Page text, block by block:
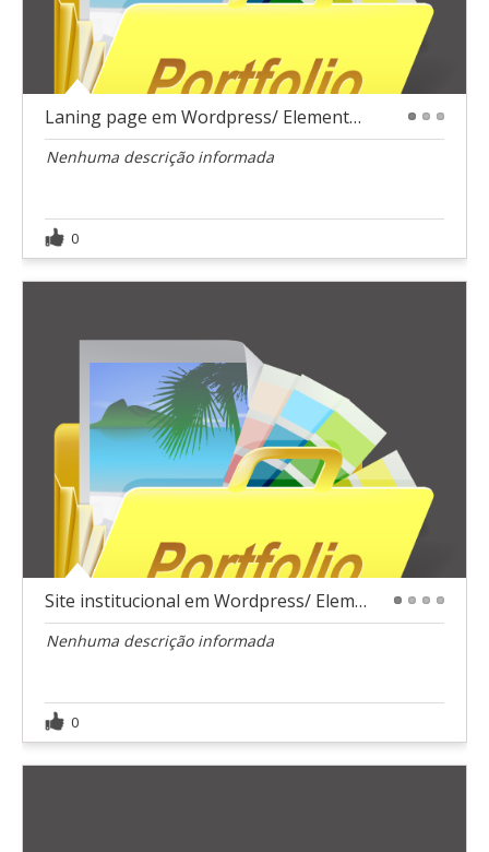
Laning page em Wordpress/ Elementor para marketing
Nenhuma descrição informada
0
Site institucional em Wordpress/ Elementor
Nenhuma descrição informada
0